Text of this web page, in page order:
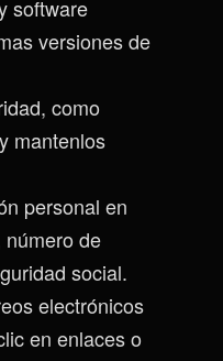
software
versiones de
como
mantenlos
personal en
de
social.
electrónicos
en enlaces o